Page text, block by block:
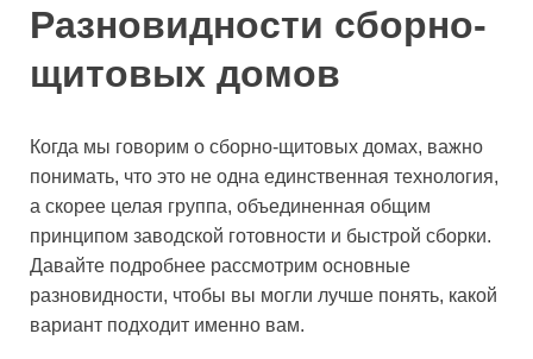
Разновидности сборно-
щитовых домов
Когда мы говорим о сборно-щитовых домах, важно
понимать, что это не одна единственная технология,
а скорее целая группа, объединенная общим
принципом заводской готовности и быстрой сборки.
Давайте подробнее рассмотрим основные
разновидности, чтобы вы могли лучше понять, какой
вариант подходит именно вам.